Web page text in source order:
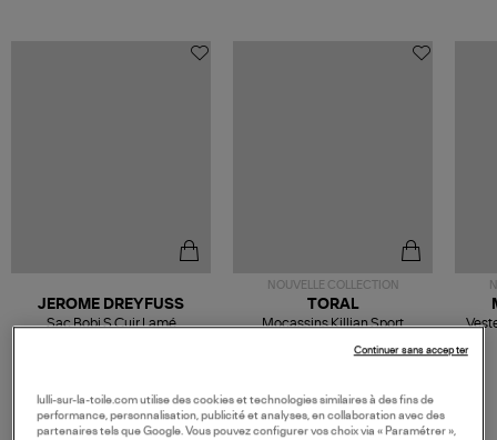
JEROME DREYFUSS
Sac Bobi S Cuir Lamé
NOUVELLE COLLECTION
189,00 €
TORAL
Mocassins Killian Sport
lulli-sur-la-toile.com utilise des cookies et technologies similaires à des fins de
performance, personnalisation, publicité et analyses, en collaboration avec des
partenaires tels que Google. Vous pouvez configurer vos choix via « Paramétrer »,
Continuer sans accepter